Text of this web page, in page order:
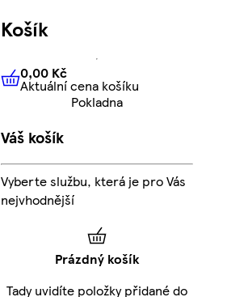
Košík
0,00 KčAktuální cena košíku
0,00 Kč
Aktuální cena košíku
Pokladna
Váš košík
Vyberte službu, která je pro Vás
nejvhodnější
Prázdný košík
Tady uvidíte položky přidané do